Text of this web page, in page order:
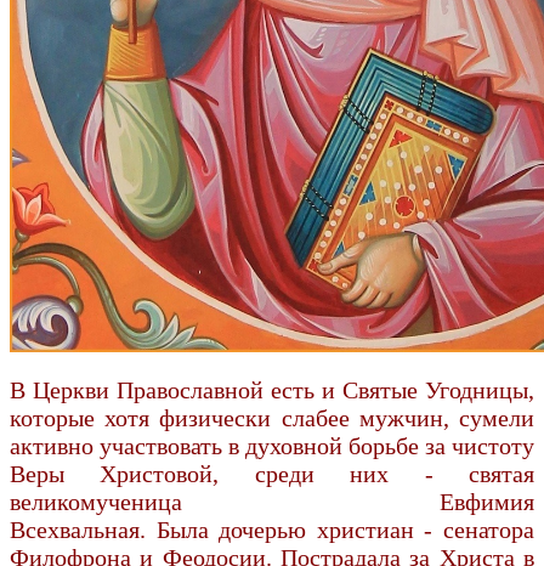
В Церкви Православной есть и Святые Угодницы,
которые хотя физически слабее мужчин, сумели
активно участвовать в духовной борьбе за чистоту
Веры Христовой, среди них - святая
великомученица Евфимия
Всехвальная. Была дочерью христиан - сенатора
Филофрона и Феодосии. Пострадала за Христа в